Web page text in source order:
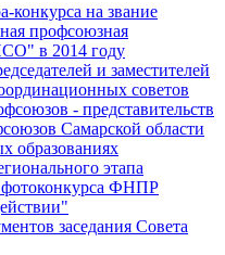
конкурса на звание
профсоюзная
в 2014 году
и заместителей
советов
- представительств
Самарской области
образованиях
этапа
фотоконкурса ФНПР
заседания Совета